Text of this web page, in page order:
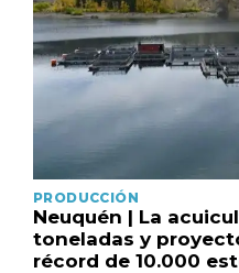
PRODUCCIÓN
Neuquén | La
toneladas y
récord de 10.000